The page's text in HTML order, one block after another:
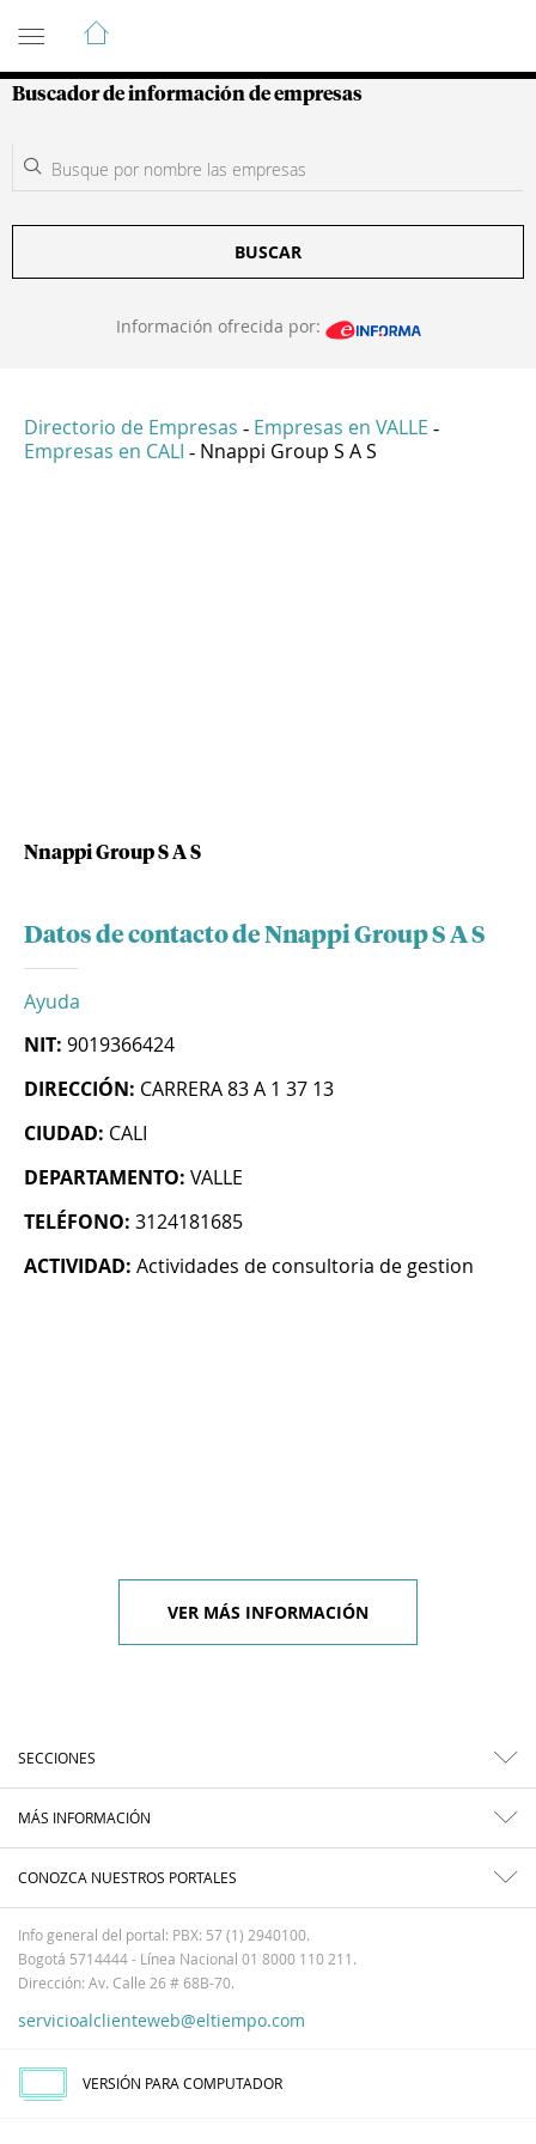
Guía de Empresas Colombianas
Buscador de información de empresas
BUSCAR
Información ofrecida por:
Directorio de Empresas - Empresas en VALLE -
Empresas en CALI - Nnappi Group S A S
Nnappi Group S A S
Datos de contacto de Nnappi Group S A S
Ayuda
NIT: 9019366424
DIRECCIÓN: CARRERA 83 A 1 37 13
CIUDAD: CALI
DEPARTAMENTO: VALLE
TELÉFONO: 3124181685
ACTIVIDAD: Actividades de consultoria de gestion
VER MÁS INFORMACIÓN
SECCIONES
MÁS INFORMACIÓN
CONOZCA NUESTROS PORTALES
Info general del portal: PBX: 57 (1) 2940100.
Bogotá 5714444 - Línea Nacional 01 8000 110 211.
Dirección: Av. Calle 26 # 68B-70.
servicioalclienteweb@eltiempo.com
VERSIÓN PARA COMPUTADOR